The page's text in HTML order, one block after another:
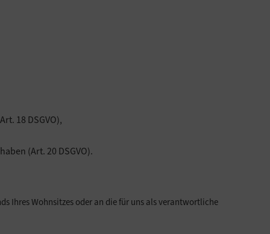
18 DSGVO),
(Art. 20 DSGVO).
Ihres Wohnsitzes oder an die für uns als verantwortliche